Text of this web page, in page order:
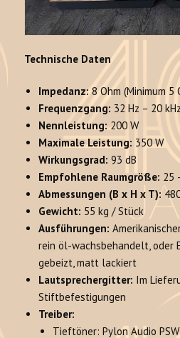
Technische Daten
Impedanz: 8 Ohm (Minimum 5
Frequenzgang: 32 Hz – 20 kHz
Nennleistung: 200 W
Maximale Leistung: 350 W
Wirkungsgrad: 93 dB
Empfohlene Raumgröße: 25
Abmessungen (B x H x T):
Gewicht: 55 kg / Stück
Ausführungen:
rein öl-wachsbehandelt, oder
gebeizt, matt lackiert
Lautsprechergitter: Im
Stiftbefestigungen
Treiber:
Tieftöner: Pylon Audio